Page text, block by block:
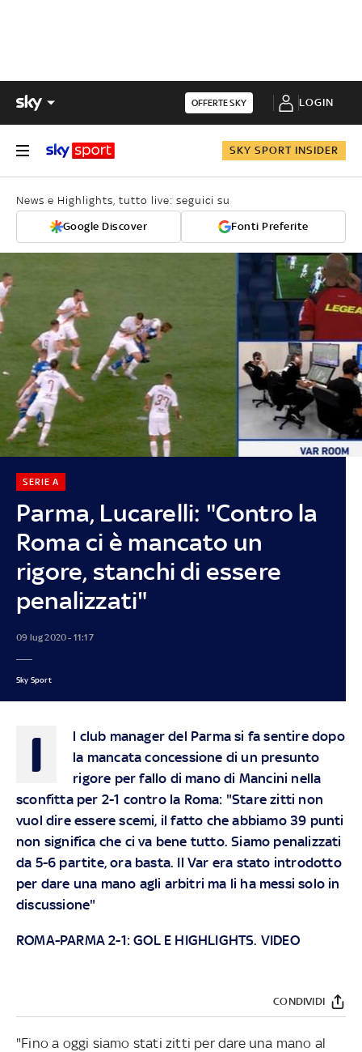
OFFERTE SKY LOGIN
SKY SPORT INSIDER
News e Highlights, tutto live: seguici su
Google Discover Fonti Preferite
Parma, Lucarelli: "Contro la
Roma ci è mancato un
rigore, stanchi di essere
penalizzati"
SERIE A
09 lug 2020 - 11:17
Sky Sport
I
l club manager del Parma si fa sentire dopo
la mancata concessione di un presunto
rigore per fallo di mano di Mancini nella
sconfitta per 2-1 contro la Roma: "Stare zitti non
vuol dire essere scemi, il fatto che abbiamo 39 punti
non significa che ci va bene tutto. Siamo penalizzati
da 5-6 partite, ora basta. Il Var era stato introdotto
per dare una mano agli arbitri ma li ha messi solo in
discussione"
ROMA-PARMA 2-1: GOL E HIGHLIGHTS. VIDEO
CONDIVIDI
"Fino a oggi siamo stati zitti per dare una mano al